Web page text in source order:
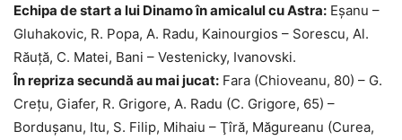
Echipa de start a lui Dinamo în amicalul cu Astra: Eşanu –
Gluhakovic, R. Popa, A. Radu, Kainourgios – Sorescu, Al.
Răuţă, C. Matei, Bani – Vestenicky, Ivanovski.
În repriza secundă au mai jucat: Fara (Chioveanu, 80) – G.
Creţu, Giafer, R. Grigore, A. Radu (C. Grigore, 65) –
Borduşanu, Itu, S. Filip, Mihaiu – Ţîră, Măgureanu (Curea,